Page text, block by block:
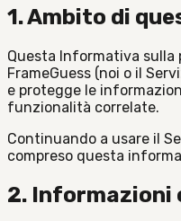
1. Ambito di
Questa Informativa sulla
FrameGuess (noi o il
e protegge le
funzionalità correlate.
Continuando a usare il
compreso questa
2. Informazioni